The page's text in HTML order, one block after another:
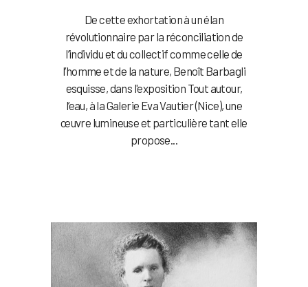
De cette exhortation à un élan
révolutionnaire par la réconciliation de
l’individu et du collectif comme celle de
l’homme et de la nature, Benoît Barbagli
esquisse, dans l'exposition Tout autour,
l’eau, à la Galerie Eva Vautier (Nice), une
œuvre lumineuse et particulière tant elle
propose...